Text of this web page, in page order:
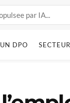
DPO